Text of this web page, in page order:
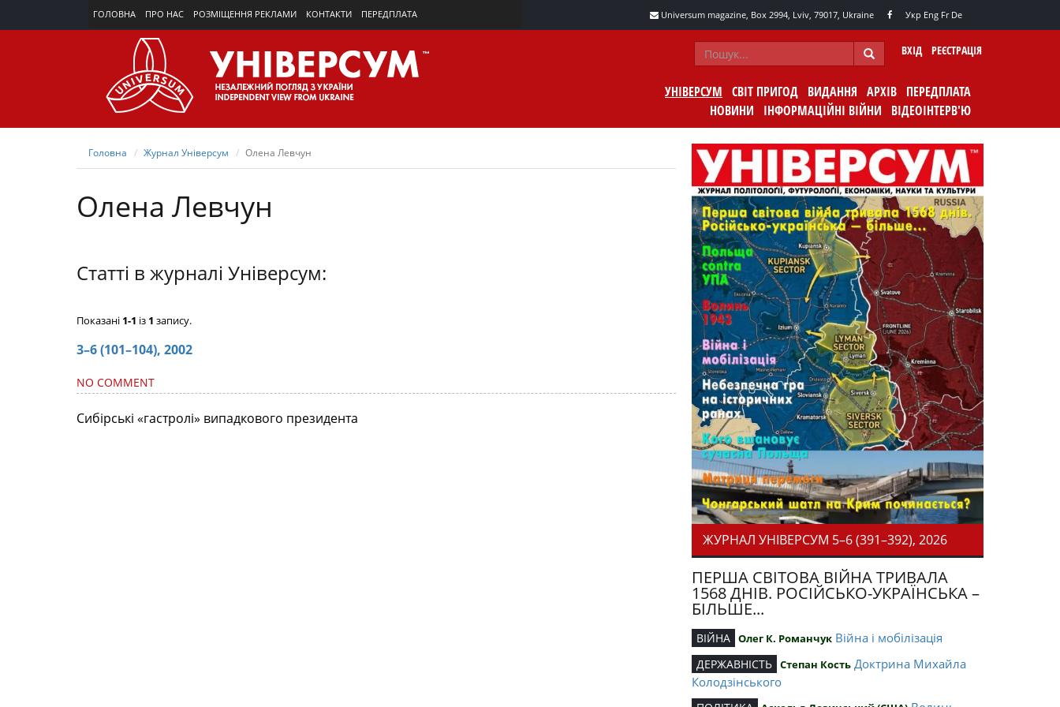
ГОЛОВНА ПРО НАС РОЗМІЩЕННЯ РЕКЛАМИ КОНТАКТИ ПЕРЕДПЛАТА Universum magazine, Box 2994, Lviv, 79017, Ukraine Укр Eng Fr De
ВХІД РЕЄСТРАЦІЯ
УНІВЕРСУМ СВІТ ПРИГОД ВИДАННЯ АРХІВ ПЕРЕДПЛАТА
НОВИНИ
ІНФОРМАЦІЙНІ ВІЙНИ ВІДЕОІНТЕРВ'Ю
Головна Журнал Універсум Олена Левчун
Олена Левчун
Статті в журналі Універсум:
Показані 1-1 із 1 запису.
3–6 (101–104), 2002
NO COMMENT
Сибірські «гастролі» випадкового президента
ЖУРНАЛ УНІВЕРСУМ 5–6 (391–392), 2026
ПЕРША СВІТОВА ВІЙНА ТРИВАЛА
1568 ДНІВ. РОСІЙСЬКО-УКРАЇНСЬКА –
БІЛЬШЕ...
ВІЙНА Олег К. Романчук Війна і мобілізація
ДЕРЖАВНІСТЬ Степан Кость Доктрина Михайла
Колодзінського